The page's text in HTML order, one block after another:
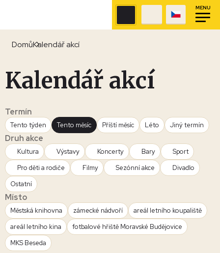
MENU
DomůKalendář akcí
Kalendář akcí
Termín
Tento týden Tento měsíc Příští měsíc Léto Jiný termín
Druh akce
Kultura Výstavy Koncerty Bary
Sport
Pro děti a rodiče
Filmy Sezónní akce
Divadlo
Ostatní
Místo
Městská knihovna zámecké nádvoří
areál letního koupaliště
areál letního kina
fotbalové hřiště Moravské Budějovice
MKS Beseda